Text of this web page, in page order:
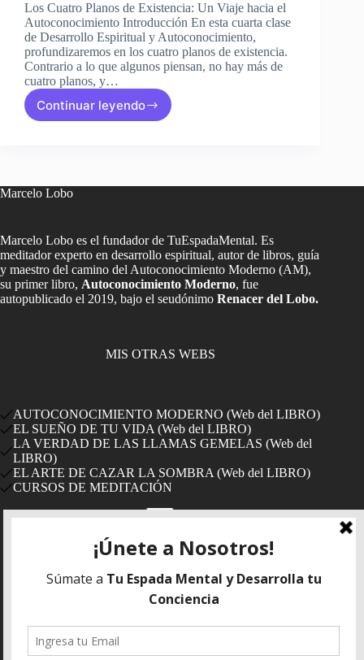
Los Cuatro Planos de Existencia: Un Viaje hacia el
Autoconocimiento Introducción En esta cuarta clase
de Desarrollo Espiritual y Autoconocimiento,
profundizaremos en los cuatro planos de existencia.
Contrario a lo que algunos piensan, no hay más de
cuatro planos, y…
Continuar leyendo
Clase
DE
Marcelo Lobo
Marcelo Lobo es el fundador de TuEspadaMental. Es
meditador experto en desarrollo espiritual, autor de libros, guía
y maestro del camino del Autoconocimiento Moderno (AM),
su primer libro, Autoconocimiento Moderno, fue
autopublicado el 2019, bajo el seudónimo Renacer del Lobo.
MIS OTRAS WEBS
AUTOCONOCIMIENTO MODERNO (Web del LIBRO)
EL SUEÑO DE TU VIDA (Web del LIBRO)
LA VERDAD DE LAS LLAMAS GEMELAS (Web del
LIBRO)
EL ARTE DE CAZAR LA SOMBRA (Web del LIBRO)
CURSOS DE MEDITACIÓN